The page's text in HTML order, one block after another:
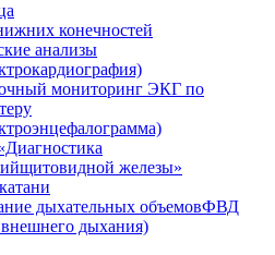
конечностей
анализы
мониторинг ЭКГ по
железы»
дыхательных объемовФВД
дыхания)